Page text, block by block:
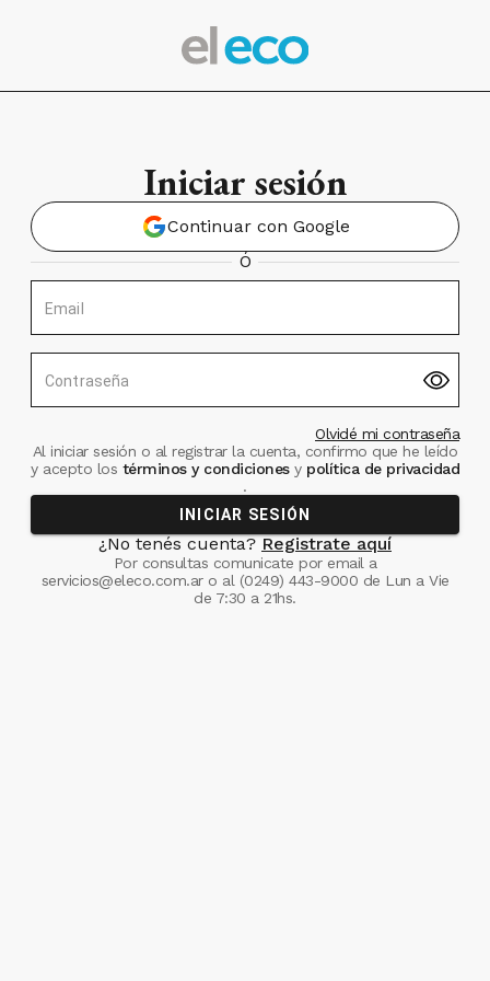
Iniciar sesión
Continuar con Google
Ó
Email
Contraseña
Olvidé mi contraseña
Al iniciar sesión o al registrar la cuenta, confirmo que he leído
y acepto los términos y condiciones ypolítica de privacidad
.
INICIAR SESIÓN
¿No tenés cuenta? Registrate aquí
Por consultas comunicate por email a
servicios@eleco.com.aro al (0249) 443-9000 de Lun a Vie
de 7:30 a 21hs.